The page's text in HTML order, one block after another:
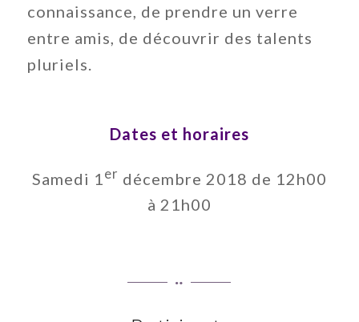
connaissance, de prendre un verre
entre amis, de découvrir des talents
pluriels.
Dates et horaires
Samedi 1 er décembre 2018 de 12h00
à 21h00